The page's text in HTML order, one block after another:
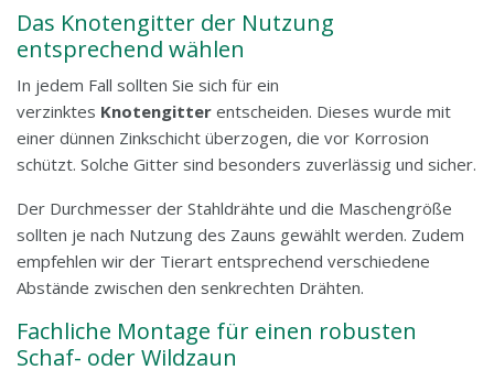
Das Knotengitter der Nutzung
entsprechend wählen
In jedem Fall sollten Sie sich für ein
verzinktes Knotengitter entscheiden. Dieses wurde mit
einer dünnen Zinkschicht überzogen, die vor Korrosion
schützt. Solche Gitter sind besonders zuverlässig und sicher.
Der Durchmesser der Stahldrähte und die Maschengröße
sollten je nach Nutzung des Zauns gewählt werden. Zudem
empfehlen wir der Tierart entsprechend verschiedene
Abstände zwischen den senkrechten Drähten.
Fachliche Montage für einen robusten
Schaf- oder Wildzaun